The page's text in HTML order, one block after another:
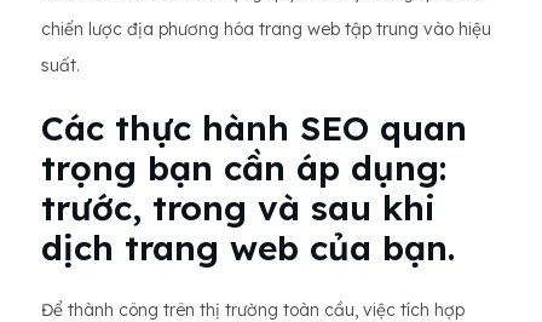
chiến lược địa phương hóa trang web tập trung vào hiệu
suất.
Các thực hành SEO quan
trọng bạn cần áp dụng:
trước, trong và sau khi
dịch trang web của bạn.
Để thành công trên thị trường toàn cầu, việc tích hợp